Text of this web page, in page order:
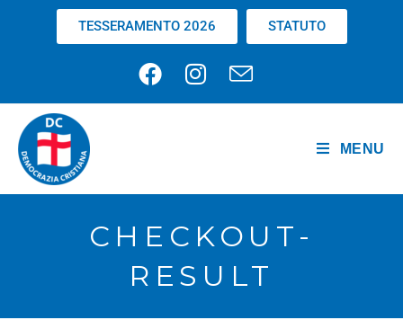
TESSERAMENTO 2026 STATUTO
MENU
CHECKOUT-
RESULT